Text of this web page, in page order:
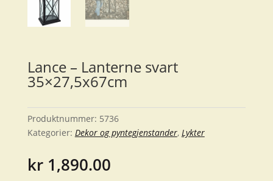
Lance – Lanterne svart
35×27,5x67cm
Produktnummer: 5736
Kategorier: Dekor og pyntegjenstander, Lykter
kr1,890.00